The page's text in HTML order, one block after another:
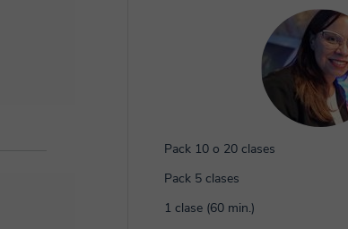
Pack 10 o 20 clases
Pack 5 clases
1 clase (60 min.)